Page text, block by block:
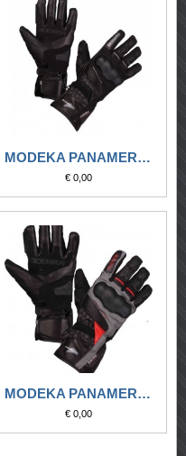
MODEKA PANAMERICANA NERO
€ 0,00
MODEKA PANAMERICANA NERO-ROSSO
€ 0,00